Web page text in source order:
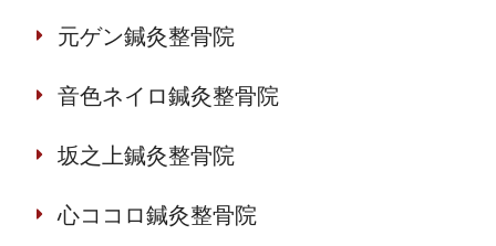
元ゲン鍼灸整骨院
音色ネイロ鍼灸整骨院
坂之上鍼灸整骨院
心ココロ鍼灸整骨院